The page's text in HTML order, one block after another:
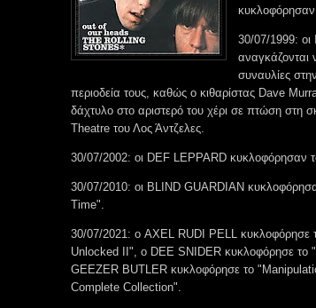
30/07/1999:
συναυλίες
περιοδεία τους, καθώς ο κιθαρίστας Dave
δάχτυλο στο αριστερό του χέρι σε πτώση στη
Theatre του Λος Άντζελες.
30/07/2002: οι DEF LEPPARD κυκλοφόρησαν
30/07/2010: οι BLIND GUARDIAN
Time".
30/07/2021: ο AXEL RUDI PELL κυκλοφόρησε
Unlocked II", ο DEE SNIDER κυκλοφόρησε το
GEEZER BUTLER κυκλοφόρησε το
Complete Collection".